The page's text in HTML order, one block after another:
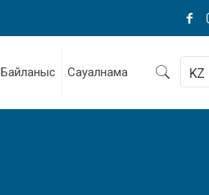
Байланыс Сауалнама KZ